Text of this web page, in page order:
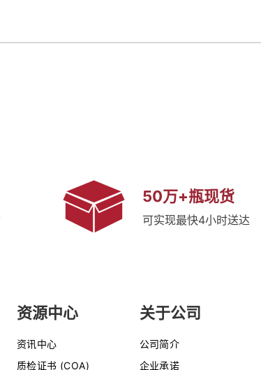
50万+瓶现货
可实现最快4小时送达
资源中心
资讯中心
质检证书 (COA)
关于公司
公司简介
企业承诺